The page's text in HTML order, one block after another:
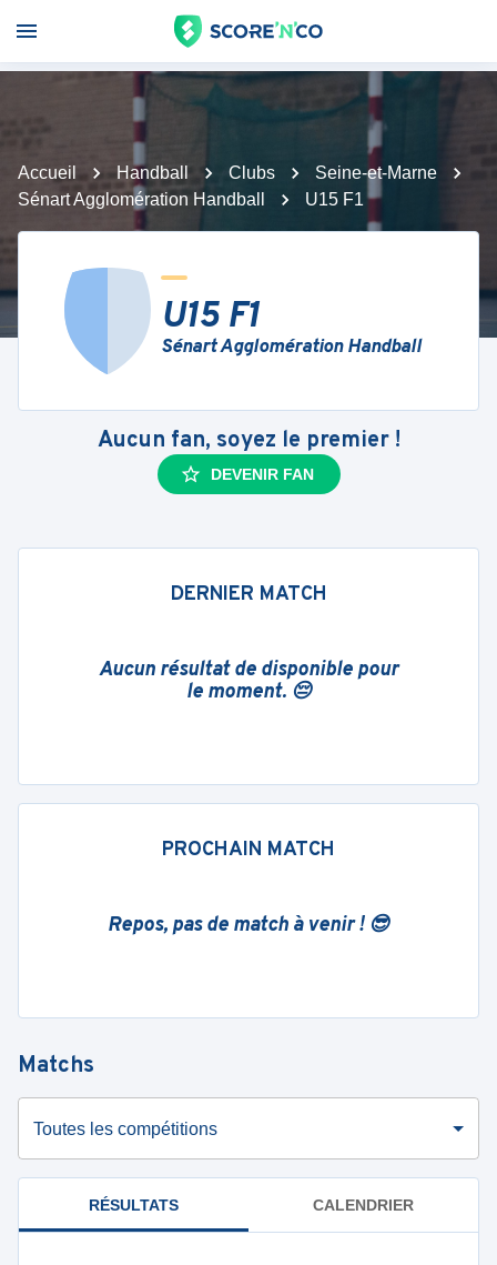
Accueil Handball Clubs
Seine-et-Marne
Sénart Agglomération Handball
U15 F1
U15 F1
Sénart Agglomération Handball
Aucun fan, soyez le premier !
DEVENIR FAN
DERNIER MATCH
Aucun résultat de disponible pour
le moment. 😔
PROCHAIN MATCH
Repos, pas de match à venir ! 😎
Matchs
Toutes les compétitions
RÉSULTATS CALENDRIER